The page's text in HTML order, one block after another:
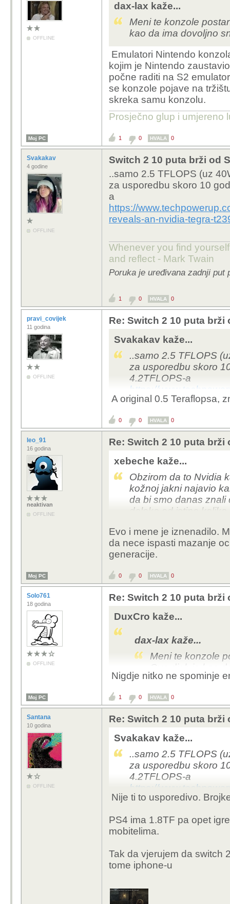
OFFLINE
dax-lax kaže...
Meni te konzole
kao da ima dovoljno
Emulatori Nintendo
kojim je Nintendo
počne raditi na S2
se konzole pojave na
skreka samu konzolu.
Prosječno glup i umjereno
Moj PC 1 0 HVALA 0
Svakakav
4 godine
OFFLINE
Switch 2 10 puta brži od
..samo 2.5 TFLOPS (uz
za usporedbu skoro 10
a
https://
reveals-an-nvidia-tegra-
Whenever you find
and reflect - Mark Twain
Poruka je uređivana zadnji put
1 0 HVALA 0
pravi_covijek
11 godina
OFFLINE
Re: Switch 2 10 puta
Svakakav kaže...
..samo 2.5 TFLOPS
za usporedbu skoro
4.2TFLOPS-a
https://
leak-reveals-an-
A original 0.5 Teraflopsa,
0 0 HVALA 0
leo_91
16 godina
neaktivan
OFFLINE
Re: Switch 2 10 puta
xebeche kaže...
Obzirom da to Nvidia
kožnoj jakni najavio
da bi smo danas znali
daleko od istine
Evo i mene je iznenadilo.
da nece ispasti mazanje
generacije.
Moj PC 0 0 HVALA 0
Solo761
18 godina
OFFLINE
Re: Switch 2 10 puta
DuxCro kaže...
dax-lax kaže...
Meni te konzole
Ova djeluje kao
uspjeh kojim je
emulatora. Ako netko
im odmah zaprijetiti.
sigurni da će netko
Nigdje nitko ne spominje
Moj PC 1 0 HVALA 0
Santana
10 godina
OFFLINE
Re: Switch 2 10 puta
Svakakav kaže...
..samo 2.5 TFLOPS
za usporedbu skoro
4.2TFLOPS-a
https://
leak-reveals-an-
Nije ti to usporedivo.
PS4 ima 1.8TF pa opet
mobitelima.
Tak da vjerujem da switch
tome iphone-u